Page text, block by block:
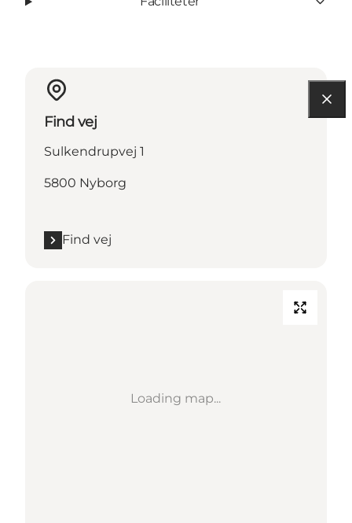
Find vej
Sulkendrupvej 1
5800 Nyborg
Find vej
Loading map...